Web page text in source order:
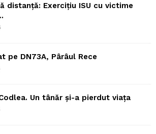
distanță: Exercițiu ISU cu victime
pe DN73A, Pârâul Rece
Un tânăr și-a pierdut viața